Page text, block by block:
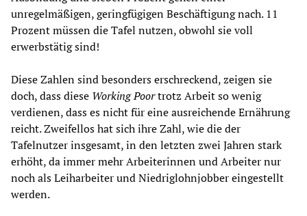
unregelmäßigen, geringfügigen Beschäftigung nach. 11
Prozent müssen die Tafel nutzen, obwohl sie voll
erwerbstätig sind!
Diese Zahlen sind besonders erschreckend, zeigen sie
doch, dass diese Working Poortrotz Arbeit so wenig
verdienen, dass es nicht für eine ausreichende Ernährung
reicht. Zweifellos hat sich ihre Zahl, wie die der
Tafelnutzer insgesamt, in den letzten zwei Jahren stark
erhöht, da immer mehr Arbeiterinnen und Arbeiter nur
noch als Leiharbeiter und Niedriglohnjobber eingestellt
werden.